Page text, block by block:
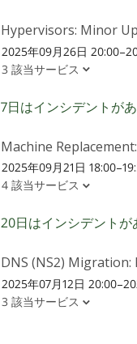
Hypervisors: Minor
2025年09月26日
3 該当サービス
7日はインシデントがあ
Machine
2025年09月21日
4 該当サービス
20日はインシデントが
DNS (NS2)
2025年07月12日
3 該当サービス